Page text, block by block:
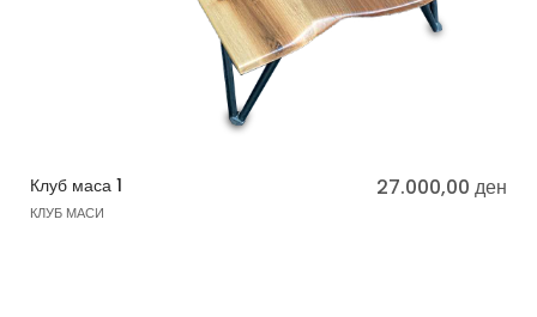
Клуб маса 1
КЛУБ МАСИ
27.000,00 ден